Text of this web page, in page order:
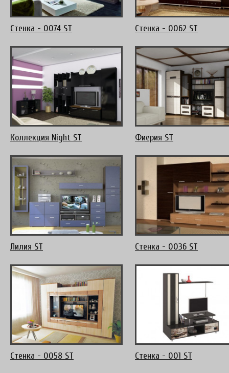
Стенка - 0074 ST Стенка - 0062 ST
Коллекция Night ST Фиерия ST
Лилия ST Стенка - 0036 ST
Стенка - 0058 ST Стенка - 001 ST